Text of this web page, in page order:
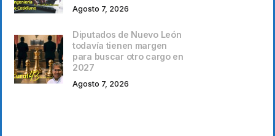
Agosto 7, 2026
Diputados de Nuevo León
todavía tienen margen
para buscar otro cargo en
2027
Agosto 7, 2026